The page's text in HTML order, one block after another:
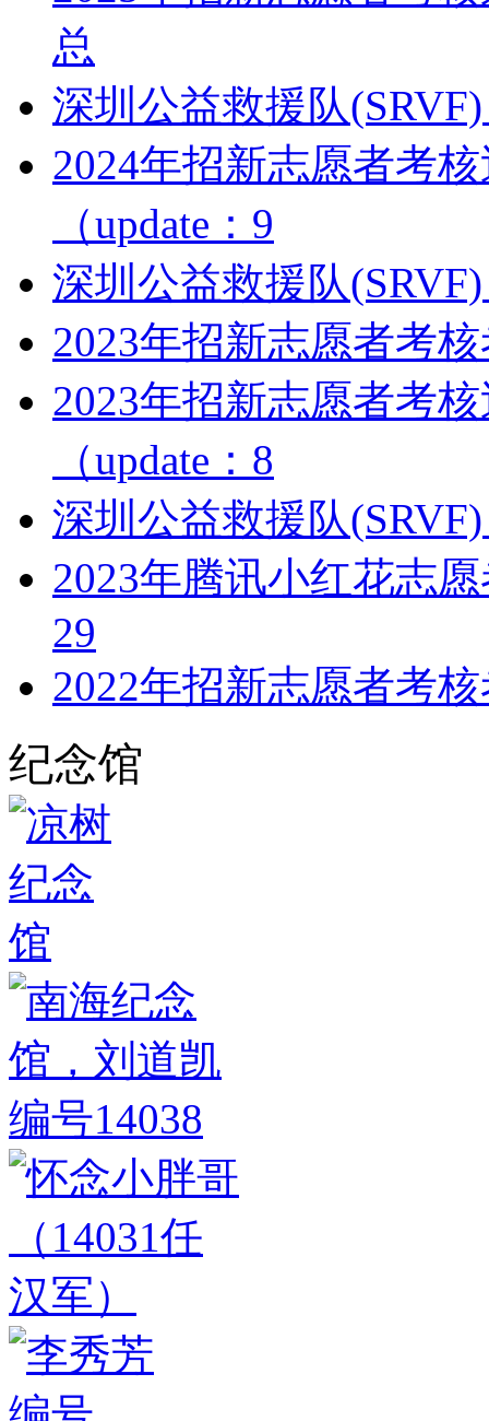
总
深圳公益救援队
2024年招新志愿者考
（update：9
深圳公益救援队
2023年招新志愿者考
2023年招新志愿者考
（update：8
深圳公益救援队
2023年腾讯小红花志
29
2022年招新志愿者考
纪念馆